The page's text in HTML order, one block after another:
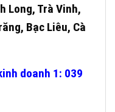
Long, Trà Vinh,
Bạc Liêu, Cà
doanh 1: 039